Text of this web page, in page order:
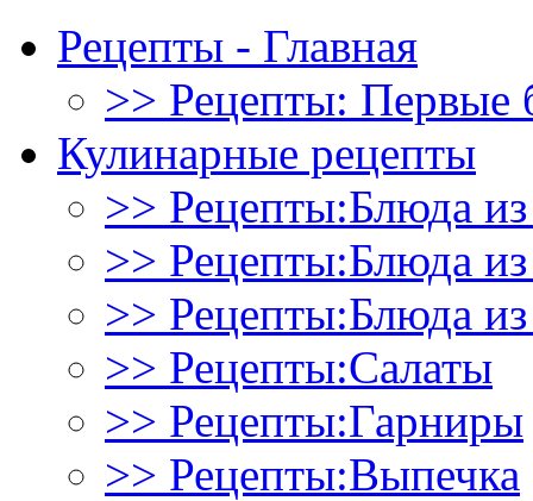
Рецепты - Главная
>> Рецепты: Первые
Кулинарные рецепты
>> Рецепты:Блюда
>> Рецепты:Блюда
>> Рецепты:Блюда
>> Рецепты:Салаты
>> Рецепты:Гарниры
>> Рецепты:Выпечка